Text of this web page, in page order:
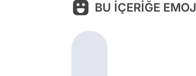
BU İÇERİĞE